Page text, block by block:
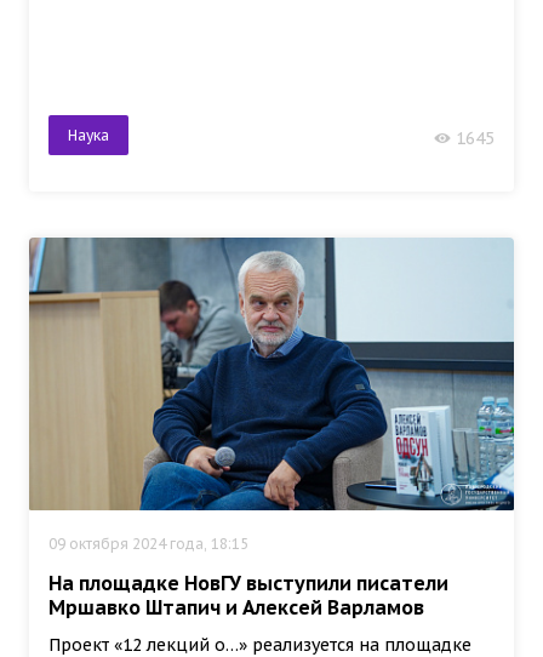
Наука 1645
09 октября 2024 года, 18:15
На площадке НовГУ выступили писатели
Мршавко Штапич и Алексей Варламов
Проект «12 лекций о…» реализуется на площадке